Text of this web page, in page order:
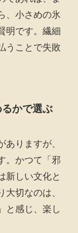
、小さめの氷
明です。繊細
うことで失敗
かで選ぶ
ありますが、
。かつて「邪
新しい文化と
大切なのは、
と感じ、楽し